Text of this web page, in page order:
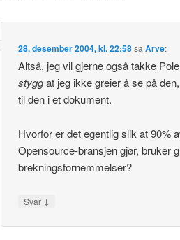
28. desember 2004, kl. 22:58sa Arve:
Altså, jeg vil gjerne også takke
styggat jeg ikke greier å se på
til den i et dokument.
Hvorfor er det egentlig slik at 90%
Opensource-bransjen gjør, bruker
brekningsfornemmelser?
Svar ↓